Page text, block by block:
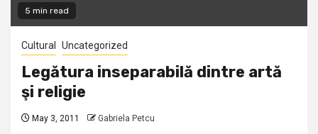
5 min read
Cultural Uncategorized
Legătura inseparabilă dintre artă
şi religie
May 3, 2011 Gabriela Petcu